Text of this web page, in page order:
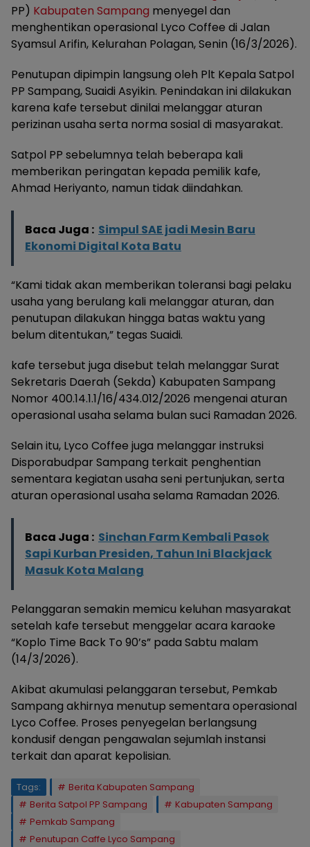
PP) Kabupaten Sampang menyegel dan
menghentikan operasional Lyco Coffee di Jalan
Syamsul Arifin, Kelurahan Polagan, Senin (16/3/2026).
Penutupan dipimpin langsung oleh Plt Kepala Satpol
PP Sampang, Suaidi Asyikin. Penindakan ini dilakukan
karena kafe tersebut dinilai melanggar aturan
perizinan usaha serta norma sosial di masyarakat.
Satpol PP sebelumnya telah beberapa kali
memberikan peringatan kepada pemilik kafe,
Ahmad Heriyanto, namun tidak diindahkan.
Baca Juga : Simpul SAE jadi Mesin Baru
Ekonomi Digital Kota Batu
“Kami tidak akan memberikan toleransi bagi pelaku
usaha yang berulang kali melanggar aturan, dan
penutupan dilakukan hingga batas waktu yang
belum ditentukan,” tegas Suaidi.
kafe tersebut juga disebut telah melanggar Surat
Sekretaris Daerah (Sekda) Kabupaten Sampang
Nomor 400.14.1.1/16/434.012/2026 mengenai aturan
operasional usaha selama bulan suci Ramadan 2026.
Selain itu, Lyco Coffee juga melanggar instruksi
Disporabudpar Sampang terkait penghentian
sementara kegiatan usaha seni pertunjukan, serta
aturan operasional usaha selama Ramadan 2026.
Baca Juga : Sinchan Farm Kembali Pasok
Sapi Kurban Presiden, Tahun Ini Blackjack
Masuk Kota Malang
Pelanggaran semakin memicu keluhan masyarakat
setelah kafe tersebut menggelar acara karaoke
“Koplo Time Back To 90’s” pada Sabtu malam
(14/3/2026).
Akibat akumulasi pelanggaran tersebut, Pemkab
Sampang akhirnya menutup sementara operasional
Lyco Coffee. Proses penyegelan berlangsung
kondusif dengan pengawalan sejumlah instansi
terkait dan aparat kepolisian.
Tags:
Berita Kabupaten Sampang
Berita Satpol PP Sampang
Kabupaten Sampang
Pemkab Sampang
Penutupan Caffe Lyco Sampang